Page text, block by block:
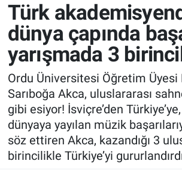
Türk
dünya çapında
yarışmada 3
Ordu Üniversitesi Öğretim Üyesi
Sarıboğa Akca, uluslararası
gibi esiyor! İsviçre’den
dünyaya yayılan müzik
söz ettiren Akca, kazandığı 3
birincilikle Türkiye’yi